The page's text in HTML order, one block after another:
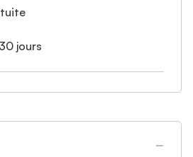
jours